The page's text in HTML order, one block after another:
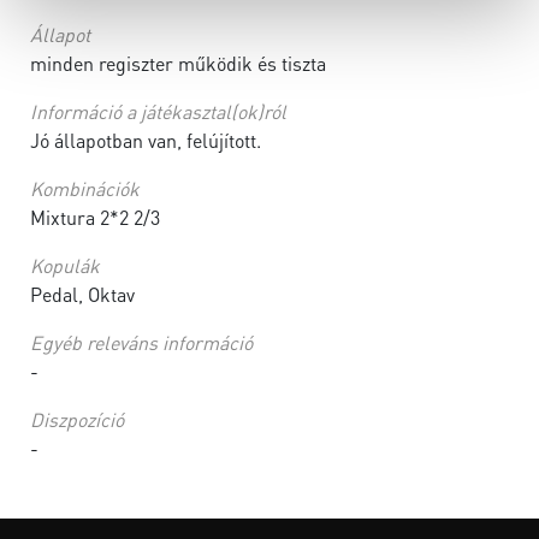
Állapot
minden regiszter működik és tiszta
Információ a játékasztal(ok)ról
Jó állapotban van, felújított.
Kombinációk
Mixtura 2*2 2/3
Kopulák
Pedal, Oktav
Egyéb releváns információ
-
Diszpozíció
-